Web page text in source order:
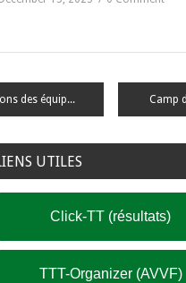
Répartitions des équipes par ligues et calendriers 2025/2026
UTILES
Click-TT (résultats)
TTT-Organizer (AVVF)